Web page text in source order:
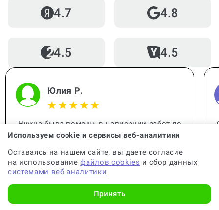
4.7 4.8
4.5 4.5
Юлия Р.
Нужна была помощь в написании работ по
статистике. Работа выполнена
за помощь, вы меня выручили!
Используем cookie и сервисы веб-аналитики
Оставаясь на нашем сайте, вы даете согласие
на использованиефайлов cookies и сбор данных
системами веб-аналитики
Принять